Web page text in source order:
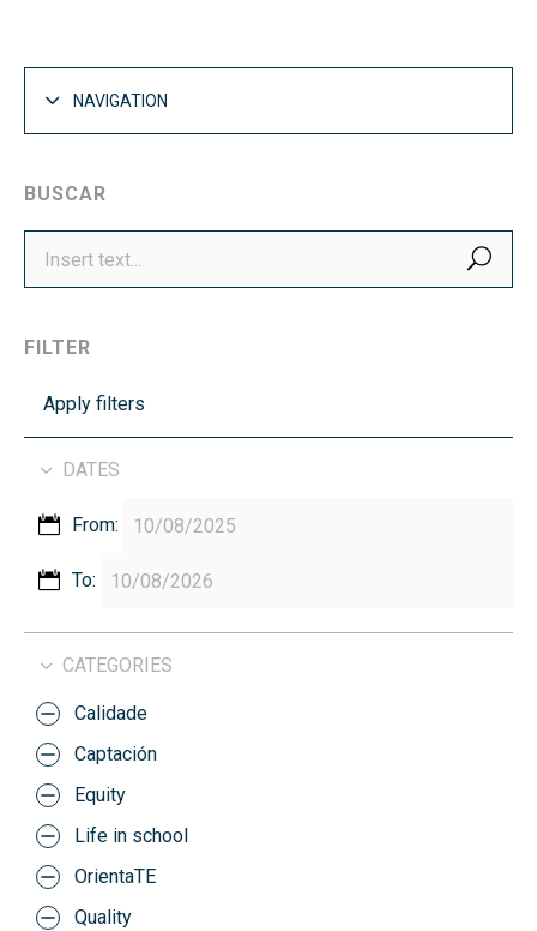
NAVIGATION
BUSCAR
FILTER
Apply filters
DATES
From:
To:
CATEGORIES
Calidade
Captación
Equity
Life in school
OrientaTE
Quality